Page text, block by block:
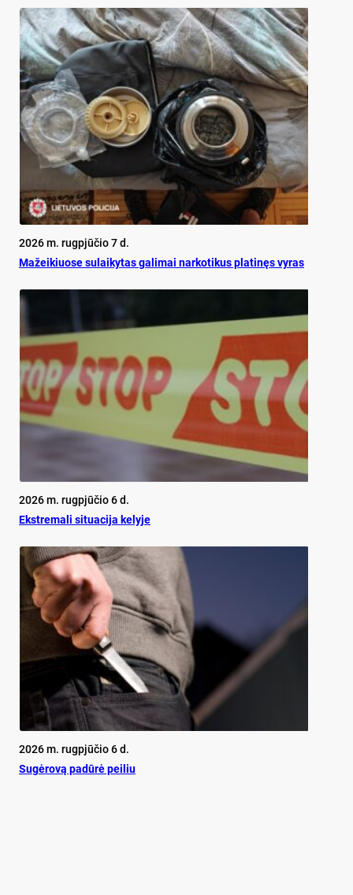
2026 m. rugpjūčio 7 d.
Mažeikiuose sulaikytas galimai narkotikus platinęs vyras
2026 m. rugpjūčio 6 d.
Ekst­re­ma­li si­tua­ci­ja ke­ly­je
2026 m. rugpjūčio 6 d.
Su­gė­ro­vą pa­dū­rė pei­liu